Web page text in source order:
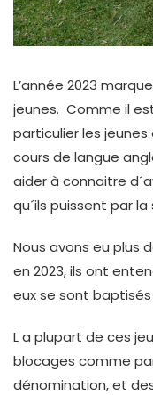
L’année 2023
jeunes. Comme il
particulier les jeunes
cours de langue
aider à connaitre
qu´ils puissent par
Nous avons eu plus
en 2023, ils ont
eux se sont
L a plupart de ces
blocages comme
dénomination, et